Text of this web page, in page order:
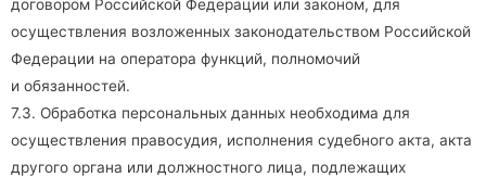
договором Российской Федерации или законом, для
осуществления возложенных законодательством Российской
Федерации на оператора функций, полномочий
и обязанностей.
7.3. Обработка персональных данных необходима для
осуществления правосудия, исполнения судебного акта, акта
другого органа или должностного лица, подлежащих